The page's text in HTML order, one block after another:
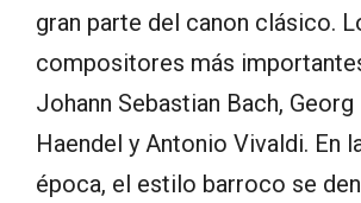
gran parte del canon clásico.
compositores más
Johann Sebastian Bach,
Haendel y Antonio Vivaldi. En
época, el estilo barroco se